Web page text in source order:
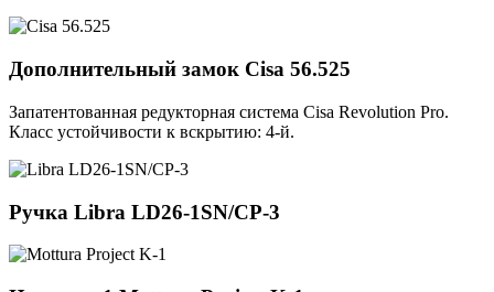
Дополнительный замок Cisa 56.525
Запатентованная редукторная система Cisa Revolution Pro.
Класс устойчивости к вскрытию: 4-й.
Ручка Libra LD26-1SN/CP-3